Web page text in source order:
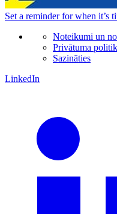
Set a reminderfor when it’s
Noteikumi un
Privātuma
Sazināties
LinkedIn